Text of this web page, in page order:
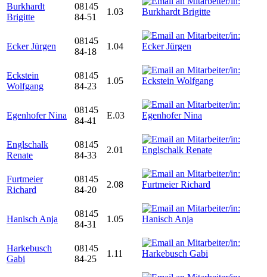
Burkhardt
Brigitte
08145
84-51
1.03
Ecker Jürgen
08145
84-18
1.04
Eckstein
Wolfgang
08145
84-23
1.05
Egenhofer Nina
08145
84-41
E.03
Englschalk
Renate
08145
84-33
2.01
Furtmeier
Richard
08145
84-20
2.08
Hanisch Anja
08145
84-31
1.05
Harkebusch
Gabi
08145
84-25
1.11